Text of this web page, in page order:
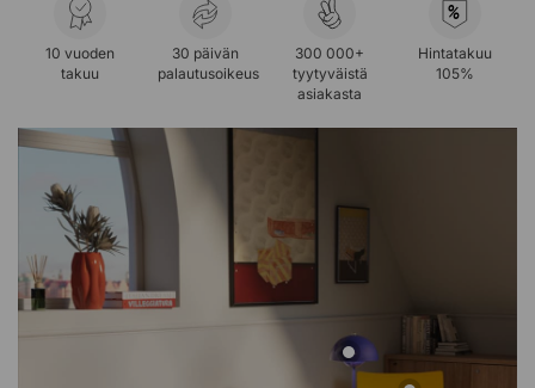
10 vuoden
takuu
30 päivän
palautusoikeus
300 000+
tyytyväistä
asiakasta
%
Hintatakuu
105%